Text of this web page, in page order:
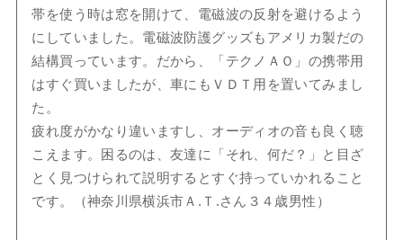
帯を使う時は窓を開けて、電磁波の反射を避けるよう
にしていました。電磁波防護グッズもアメリカ製だの
結構買っています。だから、「テクノＡＯ」の携帯用
はすぐ買いましたが、車にもＶＤＴ用を置いてみまし
た。
疲れ度がかなり違いますし、オーディオの音も良く聴
こえます。困るのは、友達に「それ、何だ？」と目ざ
とく見つけられて説明するとすぐ持っていかれること
です。（神奈川県横浜市Ａ.Ｔ.さん３４歳男性）